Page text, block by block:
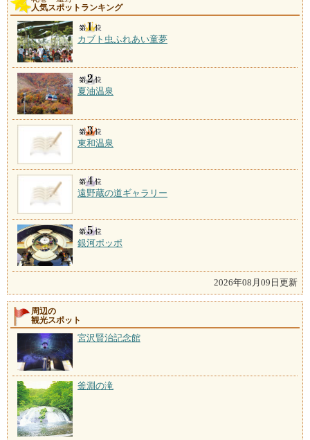
人気スポットランキング
カブト虫ふれあい童夢
夏油温泉
東和温泉
遠野蔵の道ギャラリー
銀河ポッポ
2026年08月09日更新
周辺の
観光スポット
宮沢賢治記念館
釜淵の滝